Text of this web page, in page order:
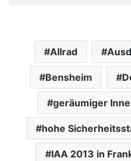
Allrad
Bensheim
geräumiger
hohe
IAA 2013 in